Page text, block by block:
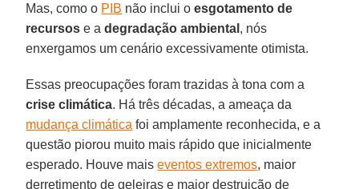
Mas, como o PIB não inclui oesgotamento de
recursos e adegradação ambiental , nós
enxergamos um cenário excessivamente otimista.
Essas preocupações foram trazidas à tona com a
crise climática. Há três décadas, a ameaça da
mudança climática foi amplamente reconhecida, e a
questão piorou muito mais rápido que inicialmente
esperado. Houve maiseventos extremos, maior
derretimento de geleiras e maior destruição de